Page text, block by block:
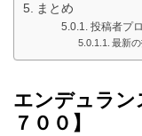
まとめ
投稿者プ
最新
エンデュラン
７００】